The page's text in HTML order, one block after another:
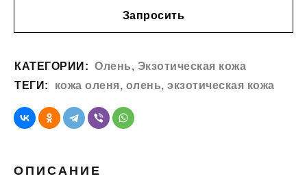
Запросить
КАТЕГОРИИ: Олень, Экзотическая кожа
ТЕГИ:
кожа оленя, олень, экзотическая кожа
ОПИСАНИЕ